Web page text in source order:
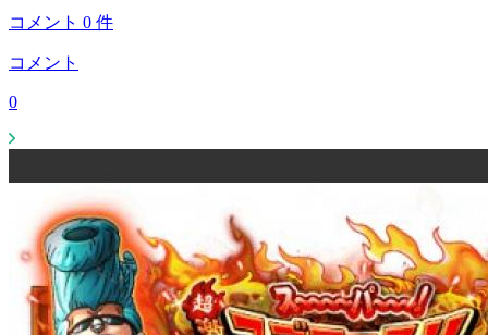
コメント 0 件
コメント
0